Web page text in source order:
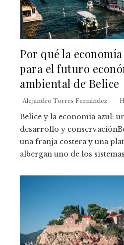
Por qué la
para el futuro
ambiental de Belice
Alejandro Torres Fernández
Belice y la economía azul:
desarrollo y
una franja costera y una
albergan uno de los